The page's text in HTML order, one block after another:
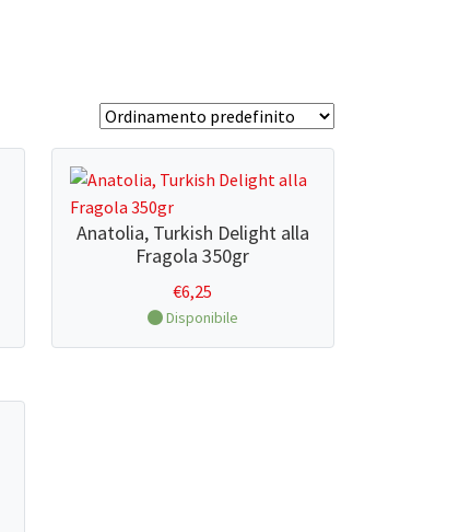
Anatolia, Turkish Delight alla
Fragola 350gr
€6,25
Disponibile